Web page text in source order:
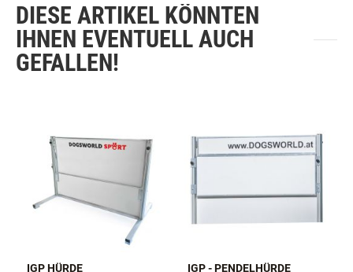
DIESE ARTIKEL KÖNNTEN
IHNEN EVENTUELL AUCH
GEFALLEN!
IGP HÜRDE
IGP - PENDELHÜRDE